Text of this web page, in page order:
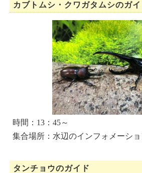
カブトムシ・クワガタムシのガイ
時間：13：45～
集合場所：水辺のインフォメーシ
タンチョウのガイド